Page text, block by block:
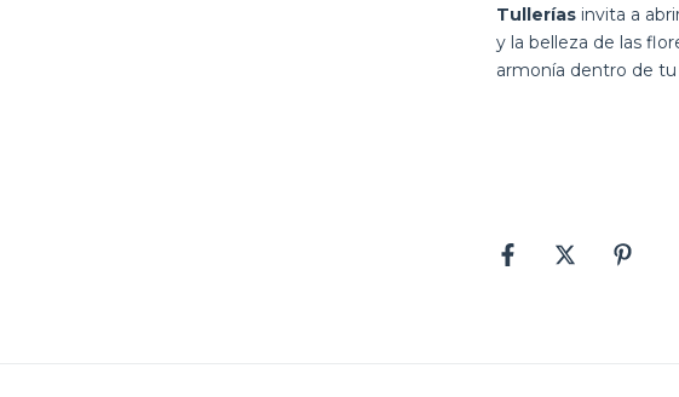
Tullerías invita a
y la belleza de las
armonía dentro de tu